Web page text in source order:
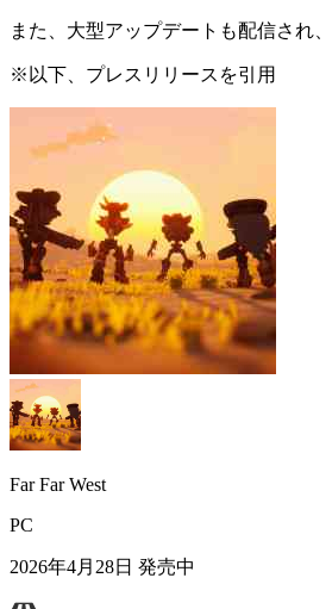
また、大型アップデートも配信され、
※以下、プレスリリースを引用
Far Far West
PC
2026年4月28日 発売中